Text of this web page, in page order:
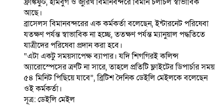
আছে।
ব্রাসেলস বিমানবন্দরের এক কর্মকর্তা বলেছেন, ইন্টারনেট পরিষেবা
যতক্ষণ পর্যন্ত স্বাভাবিক না হচ্ছে, ততক্ষণ পর্যন্ত ম্যানুয়াল পদ্ধতিতে
যাত্রীদের পরিষেবা প্রদান করা হবে।
“এটা একটু সময়সাপেক্ষ ব্যাপার। যদি শিগগিরই কলিন্স
অ্যারোস্পেসের ত্রুটি না সারে, তাহলে প্রতিটি ফ্লাইটের ডিপার্চার সময়
৫৪ মিনিট পিছিয়ে যাবে”, ব্রিটিশ দৈনিক ডেইলি মেইলকে বলেছেন
ওই কর্মকর্তা।
সূত্র: ডেইলি মেইল